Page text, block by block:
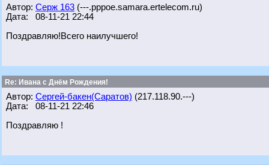
Автор: Серж 163 (---.pppoe.samara.ertelecom.ru)
Дата: 08-11-21 22:44
Поздравляю!Всего наилучшего!
Re: Ивана с Днём Рождения!
Автор: Сергей-бакен(Саратов) (217.118.90.---)
Дата: 08-11-21 22:46
Поздравляю !